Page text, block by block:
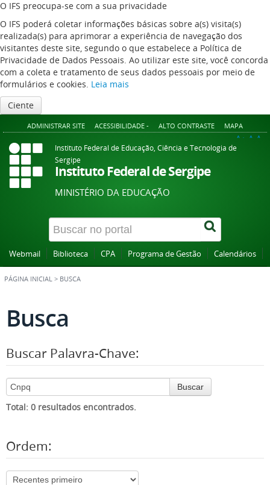
O IFS preocupa-se com a sua privacidade
O IFS poderá coletar informações básicas sobre a(s) visita(s)
realizada(s) para aprimorar a experiência de navegação dos
visitantes deste site, segundo o que estabelece a Política de
Privacidade de Dados Pessoais. Ao utilizar este site, você concorda
com a coleta e tratamento de seus dados pessoais por meio de
formulários e cookies. Leia mais
Ciente
ADMINISTRAR SITE ACESSIBILIDADE - ALTO CONTRASTE MAPA
A+ A A-
Instituto Federal de Educação, Ciência e Tecnologia de
Sergipe
Instituto Federal de Sergipe
MINISTÉRIO DA EDUCAÇÃO
Webmail Biblioteca CPA Programa de Gestão Calendários
PÁGINA INICIAL > BUSCA
Busca
Buscar Palavra-Chave:
Buscar
Total: 0 resultados encontrados.
Ordem: